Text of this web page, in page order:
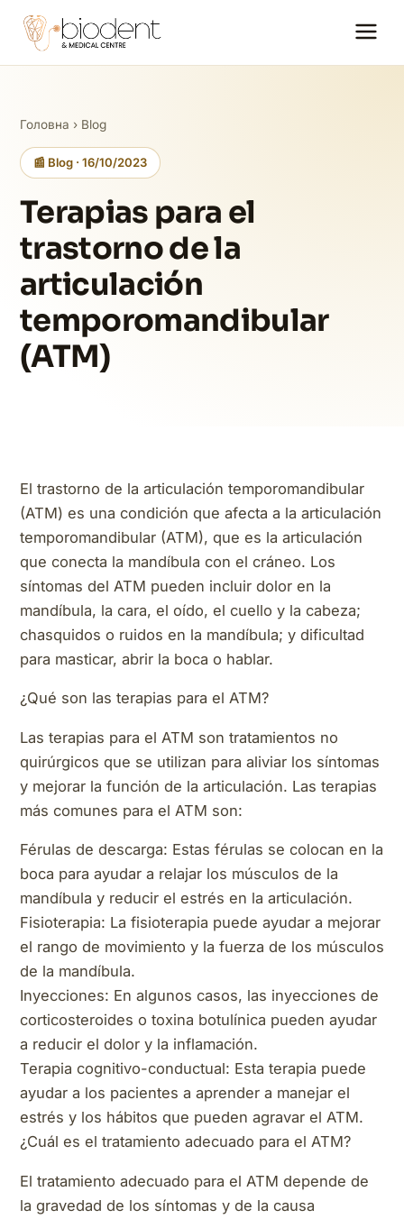
Головна › Blog
📰 Blog · 16/10/2023
Terapias para el
trastorno de la
articulación
temporomandibular
(ATM)
El trastorno de la articulación temporomandibular
(ATM) es una condición que afecta a la articulación
temporomandibular (ATM), que es la articulación
que conecta la mandíbula con el cráneo. Los
síntomas del ATM pueden incluir dolor en la
mandíbula, la cara, el oído, el cuello y la cabeza;
chasquidos o ruidos en la mandíbula; y dificultad
para masticar, abrir la boca o hablar.
¿Qué son las terapias para el ATM?
Las terapias para el ATM son tratamientos no
quirúrgicos que se utilizan para aliviar los síntomas
y mejorar la función de la articulación. Las terapias
más comunes para el ATM son:
Férulas de descarga: Estas férulas se colocan en la
boca para ayudar a relajar los músculos de la
mandíbula y reducir el estrés en la articulación.
Fisioterapia: La fisioterapia puede ayudar a mejorar
el rango de movimiento y la fuerza de los músculos
de la mandíbula.
Inyecciones: En algunos casos, las inyecciones de
corticosteroides o toxina botulínica pueden ayudar
a reducir el dolor y la inflamación.
Terapia cognitivo-conductual: Esta terapia puede
ayudar a los pacientes a aprender a manejar el
estrés y los hábitos que pueden agravar el ATM.
¿Cuál es el tratamiento adecuado para el ATM?
El tratamiento adecuado para el ATM depende de
la gravedad de los síntomas y de la causa